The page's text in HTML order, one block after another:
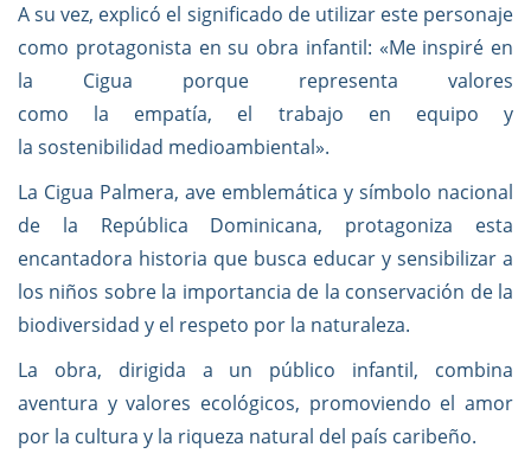
A su vez, explicó el significado de utilizar este personaje
como protagonista en su obra infantil: «Me inspiré en
la Cigua porque representa valores
como la empatía, el trabajo en equipo y
la sostenibilidad medioambiental».
La Cigua Palmera, ave emblemática y símbolo nacional
de la República Dominicana, protagoniza esta
encantadora historia que busca educar y sensibilizar a
los niños sobre la importancia de la conservación de la
biodiversidad y el respeto por la naturaleza.
La obra, dirigida a un público infantil, combina
aventura y valores ecológicos, promoviendo el amor
por la cultura y la riqueza natural del país caribeño.